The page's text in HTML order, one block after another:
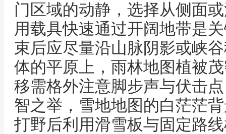
门区域的动静，选择从侧面
用载具快速通过开阔地带是
束后应尽量沿山脉阴影或峡
体的平原上，雨林地图植被
移需格外注意脚步声与伏击
智之举，雪地地图的白茫茫
打野后利用滑雪板与固定路